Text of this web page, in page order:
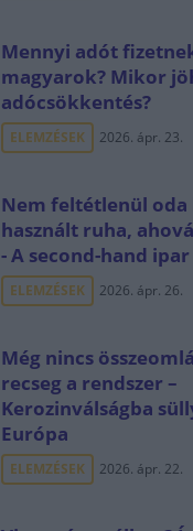
Mennyi adót
magyarok? Mikor
adócsökkentés?
ELEMZÉSEK 2026. ápr. 23.
Nem feltétlenül oda
használt ruha,
- A second-hand
ELEMZÉSEK 2026. ápr. 26.
Még nincs
recseg a rendszer –
Kerozinválságba
Európa
ELEMZÉSEK 2026. ápr. 22.